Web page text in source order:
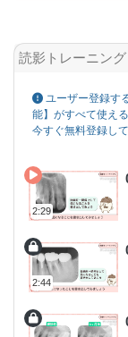
読影トレーニング
ユーザー登録す
能】がすべて使え
今すぐ無料登録し
2:29
2:44